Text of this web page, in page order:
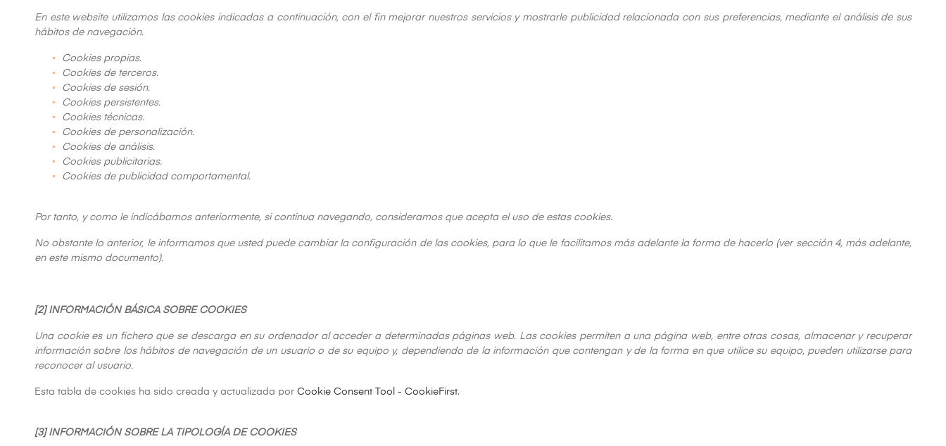
En este website utilizamos las cookies indicadas a continuación, con el fin mejorar nuestros servicios y mostrarle publicidad relacionada con sus preferencias, mediante el análisis de sus
hábitos de navegación.
Cookies propias.
Cookies de terceros.
Cookies de sesión.
Cookies persistentes.
Cookies técnicas.
Cookies de personalización.
Cookies de análisis.
Cookies publicitarias.
Cookies de publicidad comportamental.
Por tanto, y como le indicábamos anteriormente, si continua navegando, consideramos que acepta el uso de estas cookies.
No obstante lo anterior, le informamos que usted puede cambiar la configuración de las cookies, para lo que le facilitamos más adelante la forma de hacerlo (ver sección 4, más adelante,
en este mismo documento).
[2] INFORMACIÓN BÁSICA SOBRE COOKIES
Una cookie es un fichero que se descarga en su ordenador al acceder a determinadas páginas web. Las cookies permiten a una página web, entre otras cosas, almacenar y recuperar
información sobre los hábitos de navegación de un usuario o de su equipo y, dependiendo de la información que contengan y de la forma en que utilice su equipo, pueden utilizarse para
reconocer al usuario.
Esta tabla de cookies ha sido creada y actualizada por Cookie Consent Tool - CookieFirst.
[3] INFORMACIÓN SOBRE LA TIPOLOGÍA DE COOKIES